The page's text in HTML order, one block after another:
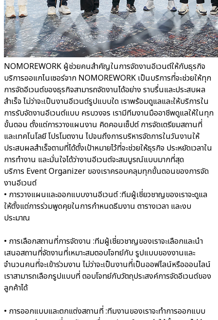
NOMOREWORK ผู้ช่วยคนสำคัญในการจัดงานอีเวนต์ให้กับธุรกิจ
บริการออแกไนเซอร์จาก NOMOREWORK เป็นบริการที่จะช่วยให้ทุก
การจัดอีเวนต์ของธุรกิจสามารถจัดงานได้อย่าง ราบรื่นและประสบผล
สำเร็จ ไม่ว่าจะเป็นงานอีเวนต์รูปแบบใด เราพร้อมดูแลและให้บริการใน
การรับจัดงานอีเวนต์แบบ ครบวงจร เรามีทีมงานมืออาชีพดูแลให้ในทุก
ขั้นตอน ตั้งแต่การวางแผนงาน คิดคอนเซ็ปต์ การจัดเตรียมสถานที่
และเทคโนโลยี โปรโมตงาน ไปจนถึงการบริหารจัดการในวันงานให้
ประสบผลสำเร็จตามที่ได้ตั้งเป้าหมายไว้ที่จะช่วยให้ธุรกิจ ประหยัดเวลาใน
การทำงาน และมั่นใจได้ว่างานอีเวนต์จะสมบูรณ์แบบมากที่สุด
บริการ Event Organizer ของเราครอบคลุมทุกขั้นตอนของการจัด
งานอีเวนต์
• การวางแผนและออกแบบงานอีเวนต์ :ทีมผู้เชี่ยวชาญของเราจะดูแล
ให้ตั้งแต่การร่วมพูดคุยในการกำหนดธีมงาน ตารางเวลา และงบ
ประมาณ
• การเลือกสถานที่การจัดงาน :ทีมผู้เชี่ยวชาญของเราจะเลือกและนำ
เสนอสถานที่จัดงานที่เหมาะสมตอบโจทย์กับ รูปแบบของงานและ
จำนวนคนที่จะเข้าร่วมงาน ไม่ว่าจะเป็นงานที่เป็นออฟไลน์หรือออนไลน์
เราสามารถเลือกรูปแบบที่ ตอบโจทย์กับวัตถุประสงค์การจัดอีเวนต์ของ
ลูกค้าได้
• การออกแบบและตกแต่งสถานที่ :ทีมงานของเราจะทำการออกแบบ